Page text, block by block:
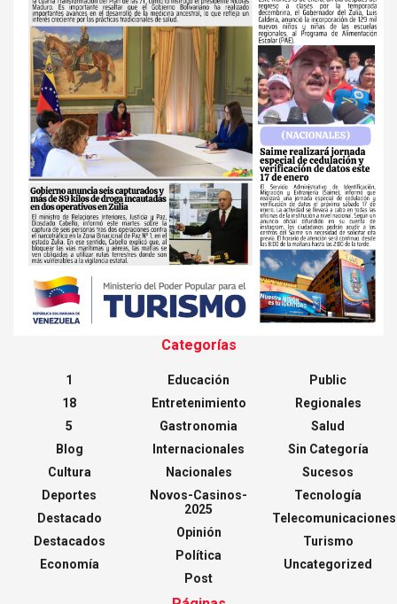
Categorías
1
18
5
Blog
Cultura
Deportes
Destacado
Destacados
Economía
Educación
Entretenimiento
Gastronomia
Internacionales
Nacionales
Novos-Casinos-
2025
Opinión
Política
Post
Public
Regionales
Salud
Sin Categoría
Sucesos
Tecnología
Telecomunicaciones
Turismo
Uncategorized